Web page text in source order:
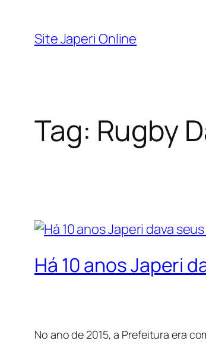
Site Japeri Online
Tag: Rugby
Há 10 anos Japeri
No ano de 2015, a Prefeitura era